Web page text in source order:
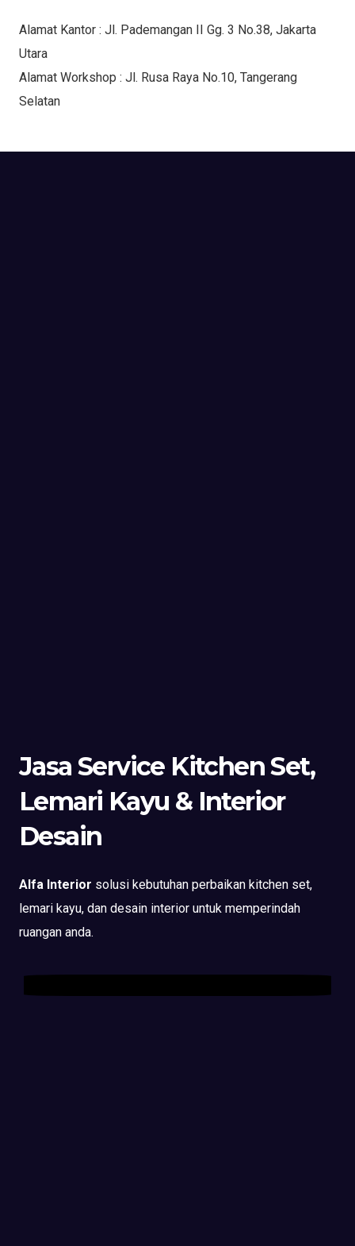
Alamat Kantor : Jl. Pademangan II Gg. 3 No.38, Jakarta
Utara
Alamat Workshop : Jl. Rusa Raya No.10, Tangerang
Selatan
Jasa Service Kitchen Set,
Lemari Kayu & Interior
Desain
Alfa Interior solusi kebutuhan perbaikan kitchen set,
lemari kayu, dan desain interior untuk memperindah
ruangan anda.